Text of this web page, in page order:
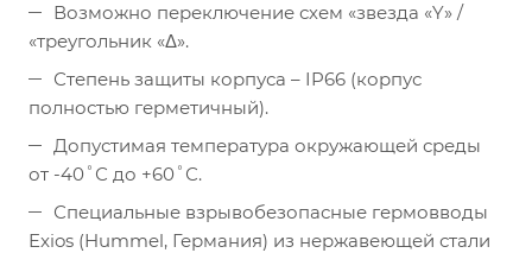
Возможно переключение схем «звезда «Y» /
«треугольник «Δ».
Степень защиты корпуса – IP66 (корпус
полностью герметичный).
Допустимая температура окружающей среды
от -40˚С до +60˚С.
Специальные взрывобезопасные гермовводы
Exios (Hummel, Германия) из нержавеющей стали